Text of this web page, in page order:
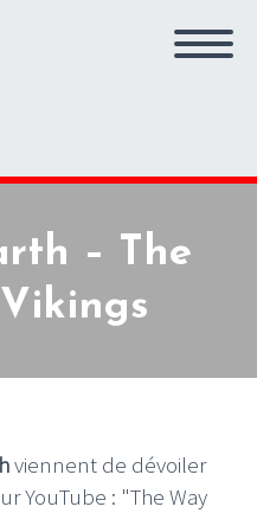
– The
viennent de dévoiler
YouTube : "The Way